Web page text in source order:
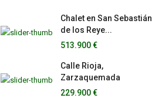
Chalet en San Sebastián
de los Reye...
513.900 €
Calle Rioja,
Zarzaquemada
229.900 €